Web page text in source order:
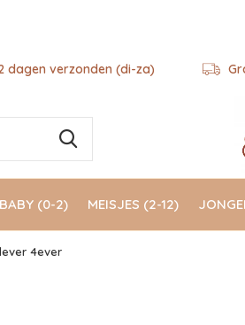
BABY (0-2) MEISJES (2-12)
dagen verzonden (di-za)
4ever